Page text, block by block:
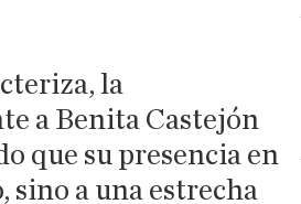
la
a Benita Castejón
que su presencia en
sino a una estrecha